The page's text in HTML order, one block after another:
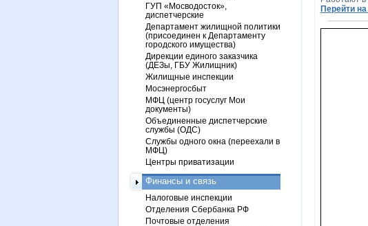
Перейти
ГУП «Мосводосток»,
диспетчерские
Департамент жилищной политики
(присоединен к Департаменту
городского имущества)
Дирекции единого заказчика
(ДЕЗы, ГБУ Жилищник)
Жилищные инспекции
Мосэнергосбыт
МФЦ (центр госуслуг Мои
документы)
Объединенные диспетчерские
службы (ОДС)
Службы одного окна (переехали в
МФЦ)
Центры приватизации
Финансы и связь
Налоговые инспекции
Отделения Сбербанка РФ
Почтовые отделения